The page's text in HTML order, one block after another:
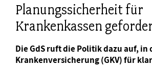
Planungssicherheit für
Krankenkassen
Die GdS ruft die Politik dazu auf, in
Krankenversicherung (GKV) für